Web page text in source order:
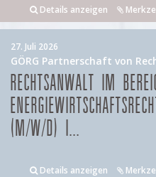
Details anzeigen
27. Juli 2026
GÖRG Partnerschaft von
RECHTSANWALT IM
(M/W/D) I...
Details anzeigen